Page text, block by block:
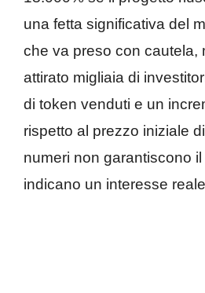
una fetta significativa del
che va preso con cautela,
attirato migliaia di
di token venduti e un
rispetto al prezzo iniziale
numeri non garantiscono
indicano un interesse